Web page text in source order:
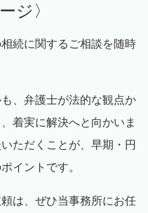
ジ〉
続に関するご相談を随時
、弁護士が法的な観点か
着実に解決へと向かいま
ただくことが、早期・円
イントです。
は、ぜひ当事務所にお任